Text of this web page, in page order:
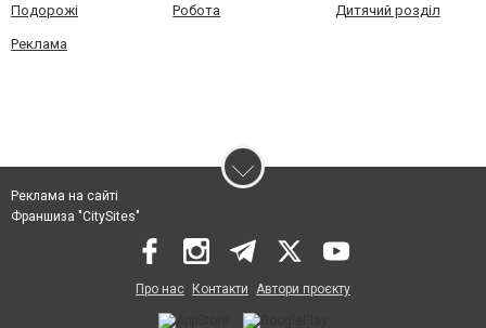
Подорожі Робота Дитячий розділ
Реклама
Реклама на сайті
Франшиза "CitySites"
Про нас Контакти Автори проєкту